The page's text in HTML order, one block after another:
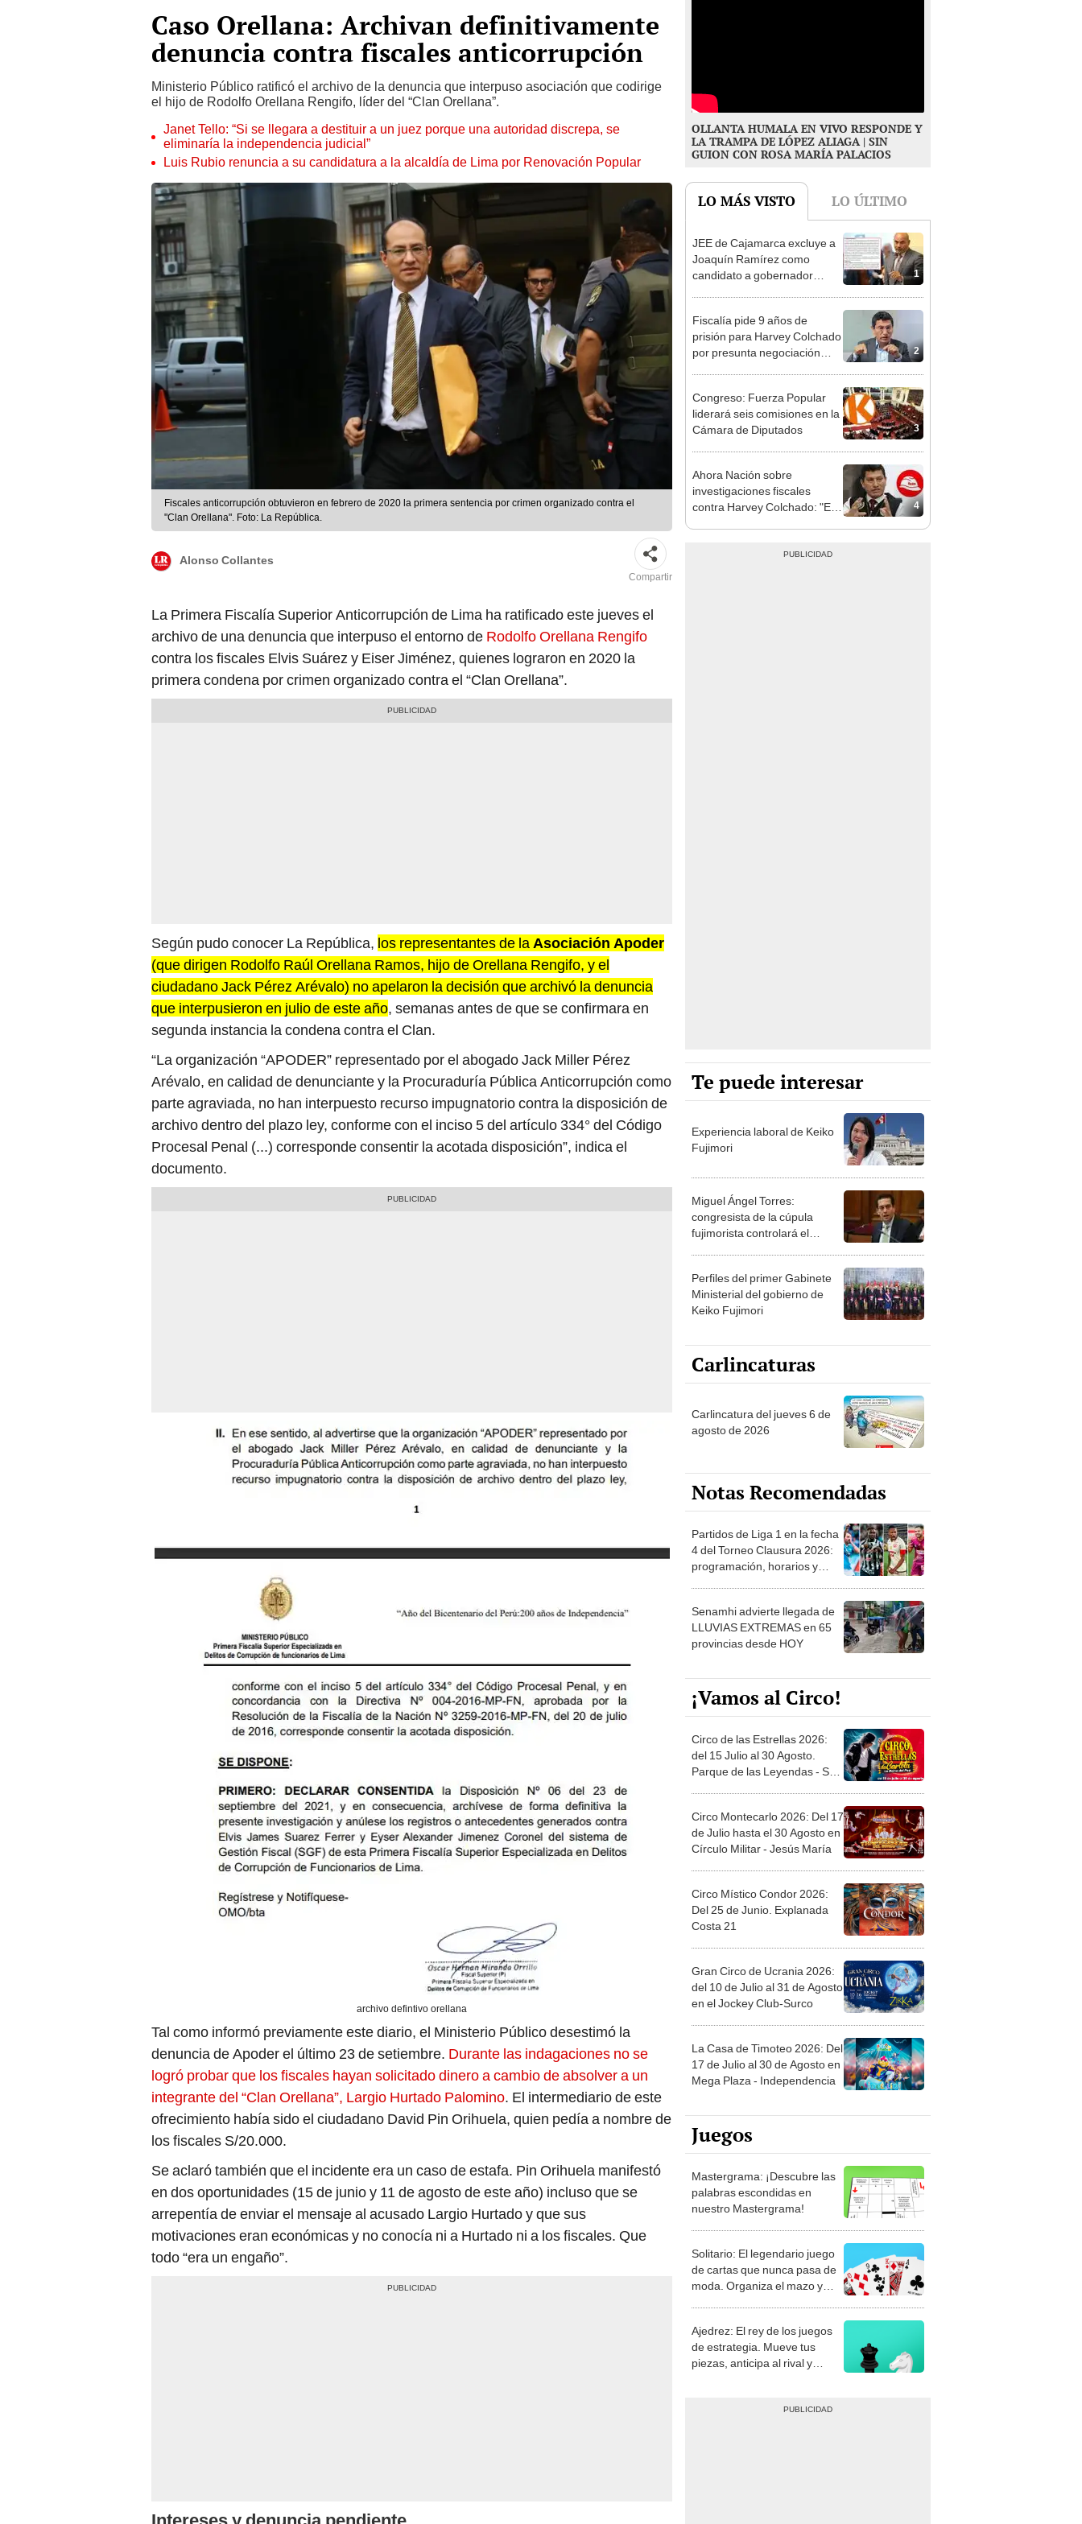
Caso Orellana: Archivan definitivamente
denuncia contra fiscales anticorrupción
Ministerio Público ratificó el archivo de la denuncia que interpuso asociación que codirige
el hijo de Rodolfo Orellana Rengifo, líder del “Clan Orellana”.
Janet Tello: “Si se llegara a destituir a un juez porque una autoridad discrepa, se
eliminaría la independencia judicial”
Luis Rubio renuncia a su candidatura a la alcaldía de Lima por Renovación Popular
Fiscales anticorrupción obtuvieron en febrero de 2020 la primera sentencia por crimen organizado contra el
"Clan Orellana". Foto: La República.
Alonso Collantes
Compartir
La Primera Fiscalía Superior Anticorrupción de Lima ha ratificado este jueves el
archivo de una denuncia que interpuso el entorno de Rodolfo Orellana Rengifo
contra los fiscales Elvis Suárez y Eiser Jiménez, quienes lograron en 2020 la
primera condena por crimen organizado contra el “Clan Orellana”.
Según pudo conocer La República, los representantes de laAsociación Apoder
(que dirigen Rodolfo Raúl Orellana Ramos, hijo de Orellana Rengifo, y el
ciudadano Jack Pérez Arévalo) no apelaron la decisión que archivó la denuncia
que interpusieron en julio de este año, semanas antes de que se confirmara en
segunda instancia la condena contra el Clan.
“La organización “APODER” representado por el abogado Jack Miller Pérez
Arévalo, en calidad de denunciante y la Procuraduría Pública Anticorrupción como
parte agraviada, no han interpuesto recurso impugnatorio contra la disposición de
archivo dentro del plazo ley, conforme con el inciso 5 del artículo 334° del Código
Procesal Penal (...) corresponde consentir la acotada disposición”, indica el
documento.
archivo defintivo orellana
Tal como informó previamente este diario, el Ministerio Público desestimó la
denuncia de Apoder el último 23 de setiembre. Durante las indagaciones no se
logró probar que los fiscales hayan solicitado dinero a cambio de absolver a un
integrante del “Clan Orellana”, Largio Hurtado Palomino. El intermediario de este
ofrecimiento había sido el ciudadano David Pin Orihuela, quien pedía a nombre de
los fiscales S/20.000.
Se aclaró también que el incidente era un caso de estafa. Pin Orihuela manifestó
en dos oportunidades (15 de junio y 11 de agosto de este año) incluso que se
arrepentía de enviar el mensaje al acusado Largio Hurtado y que sus
motivaciones eran económicas y no conocía ni a Hurtado ni a los fiscales. Que
todo “era un engaño”.
OLLANTA HUMALA EN VIVO RESPONDE Y
LA TRAMPA DE LÓPEZ ALIAGA | SIN
GUION CON ROSA MARÍA PALACIOS
LO MÁS VISTO LO ÚLTIMO
1
JEE de Cajamarca excluye a
Joaquín Ramírez como
candidato a gobernador
2
Fiscalía pide 9 años de
prisión para Harvey Colchado
por presunta negociación
3
Congreso: Fuerza Popular
liderará seis comisiones en la
Cámara de Diputados
4
Ahora Nación sobre
investigaciones fiscales
contra Harvey Colchado: "El
Te puede interesar
Experiencia laboral de Keiko
Fujimori
Miguel Ángel Torres:
congresista de la cúpula
fujimorista controlará el
Perfiles del primer Gabinete
Ministerial del gobierno de
Keiko Fujimori
Carlincaturas
Carlincatura del jueves 6 de
agosto de 2026
Notas Recomendadas
Partidos de Liga 1 en la fecha
4 del Torneo Clausura 2026:
programación, horarios y
Senamhi advierte llegada de
LLUVIAS EXTREMAS en 65
provincias desde HOY
¡Vamos al Circo!
Circo de las Estrellas 2026:
del 15 Julio al 30 Agosto.
Parque de las Leyendas - San
Circo Montecarlo 2026: Del 17
de Julio hasta el 30 Agosto en
Círculo Militar - Jesús María
Circo Místico Condor 2026:
Del 25 de Junio. Explanada
Costa 21
Gran Circo de Ucrania 2026:
del 10 de Julio al 31 de Agosto
en el Jockey Club-Surco
La Casa de Timoteo 2026: Del
17 de Julio al 30 de Agosto en
Mega Plaza - Independencia
Juegos
Mastergrama: ¡Descubre las
palabras escondidas en
nuestro Mastergrama!
Solitario: El legendario juego
de cartas que nunca pasa de
moda. Organiza el mazo y
Ajedrez: El rey de los juegos
de estrategia. Mueve tus
piezas, anticipa al rival y